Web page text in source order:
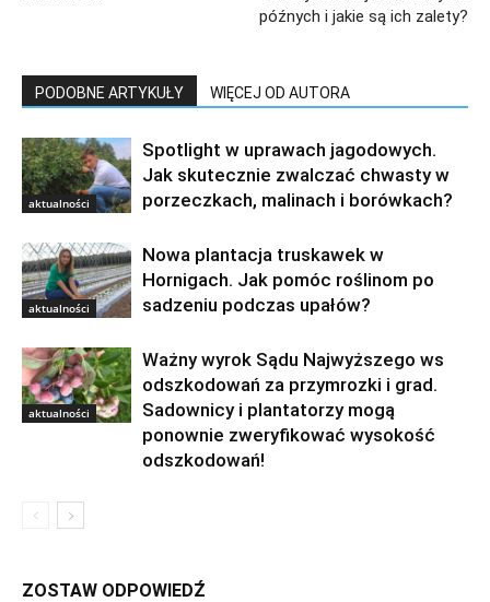
późnych i jakie są ich zalety?
PODOBNE ARTYKUŁY WIĘCEJ OD AUTORA
aktualności
Spotlight w uprawach jagodowych.
Jak skutecznie zwalczać chwasty w
porzeczkach, malinach i borówkach?
aktualności
Nowa plantacja truskawek w
Hornigach. Jak pomóc roślinom po
sadzeniu podczas upałów?
aktualności
Ważny wyrok Sądu Najwyższego ws
odszkodowań za przymrozki i grad.
Sadownicy i plantatorzy mogą
ponownie zweryfikować wysokość
odszkodowań!
ZOSTAW ODPOWIEDŹ